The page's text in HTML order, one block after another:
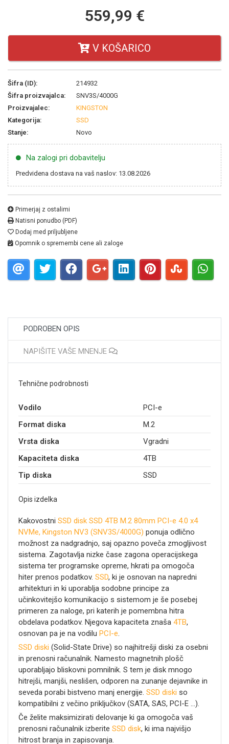
559,99 €
V KOŠARICO
Šifra (ID):
214932
Šifra proizvajalca:
SNV3S/4000G
Proizvajalec:
KINGSTON
Kategorija:
SSD
Stanje:
Novo
Na zalogi pri dobavitelju
Predvidena dostava na vaš naslov: 13.08.2026
Primerjaj z ostalimi
Natisni ponudbo (PDF)
Dodaj med priljubljene
Opomnik o spremembi cene ali zaloge
PODROBEN OPIS
NAPIŠITE VAŠE MNENJE
Tehnične podrobnosti
Vodilo
PCI-e
Format diska
M.2
Vrsta diska
Vgradni
Kapaciteta diska
4TB
Tip diska
SSD
Opis izdelka
Kakovostni SSD disk SSD 4TB M.2 80mm PCI-e 4.0 x4
NVMe, Kingston NV3 (SNV3S/4000G) ponuja odlično
možnost za nadgradnjo, saj opazno poveča zmogljivost
sistema. Zagotavlja nizke čase zagona operacijskega
sistema ter programske opreme, hkrati pa omogoča
hiter prenos podatkov. SSD, ki je osnovan na napredni
arhitekturi in ki uporablja sodobne principe za
učinkovitejšo komunikacijo s sistemom je še posebej
primeren za naloge, pri katerih je pomembna hitra
obdelava podatkov. Njegova kapaciteta znaša 4TB,
osnovan pa je na vodilu PCI-e.
SSD diski (Solid-State Drive) so najhitrešji diski za osebni
in prenosni računalnik. Namesto magnetnih plošč
uporabljajo bliskovni pomnilnik. S tem je disk mnogo
hitrejši, manjši, neslišen, odporen na zunanje dejavnike in
seveda porabi bistveno manj energije. SSD diski so
kompatibilni z večino priključkov (SATA, SAS, PCI-E ...).
Če želite maksimizirati delovanje ki ga omogoča vaš
prenosni računalnik izberite SSD disk, ki ima najvišjo
hitrost branja in zapisovanja.